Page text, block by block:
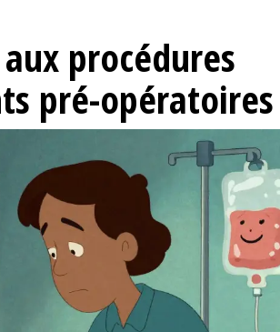
procédures
pré-opératoires